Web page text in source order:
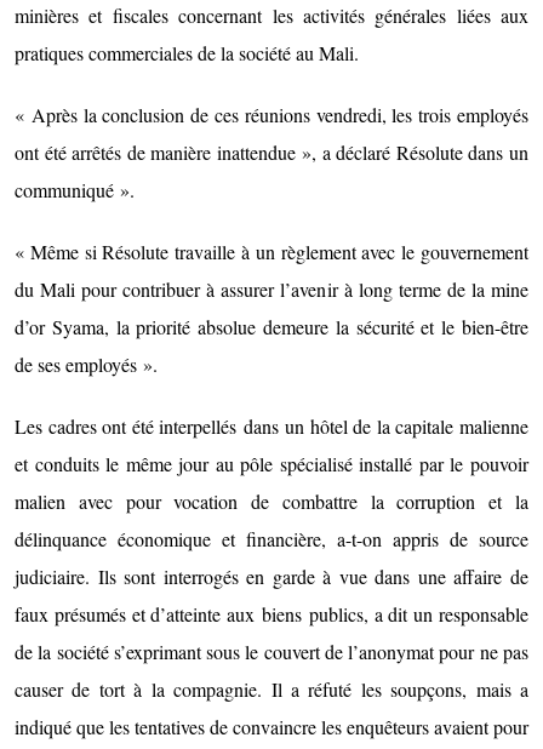
minières et fiscales concernant les activités générales liées aux
pratiques commerciales de la société au Mali.
« Après la conclusion de ces réunions vendredi, les trois employés
ont été arrêtés de manière inattendue », a déclaré Résolute dans un
communiqué ».
« Même si Résolute travaille à un règlement avec le gouvernement
du Mali pour contribuer à assurer l’avenir à long terme de la mine
d’or Syama, la priorité absolue demeure la sécurité et le bien-être
de ses employés ».
Les cadres ont été interpellés dans un hôtel de la capitale malienne
et conduits le même jour au pôle spécialisé installé par le pouvoir
malien avec pour vocation de combattre la corruption et la
délinquance économique et financière, a-t-on appris de source
judiciaire. Ils sont interrogés en garde à vue dans une affaire de
faux présumés et d’atteinte aux biens publics, a dit un responsable
de la société s’exprimant sous le couvert de l’anonymat pour ne pas
causer de tort à la compagnie. Il a réfuté les soupçons, mais a
indiqué que les tentatives de convaincre les enquêteurs avaient pour